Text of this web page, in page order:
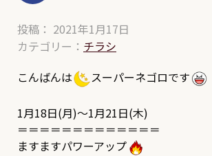
投稿： 2021年1月17日
カテゴリー： チラシ
こんばんは
スーパーネゴロです
1月18日(月)～1月21日(木)
＝＝＝＝＝＝＝＝＝＝＝＝＝
ますますパワーアップ